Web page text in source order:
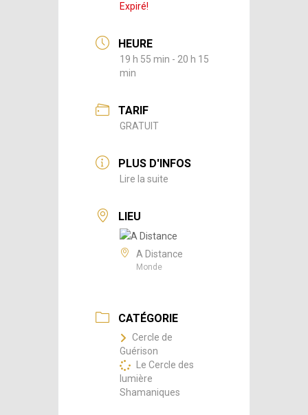
Expiré!
HEURE
19 h 55 min - 20 h 15
min
TARIF
GRATUIT
PLUS D'INFOS
Lire la suite
LIEU
A Distance
Monde
CATÉGORIE
Cercle de
Guérison
Le Cercle des
lumière
Shamaniques